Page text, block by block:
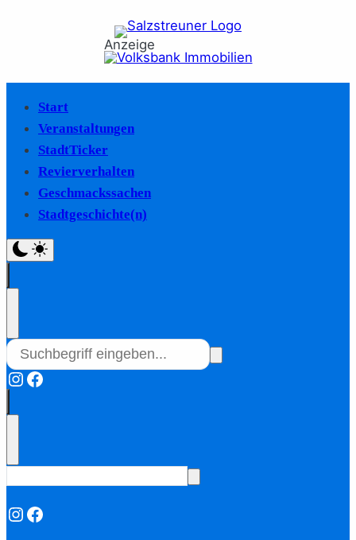
Anzeige
Start
Veranstaltungen
StadtTicker
Revierverhalten
Geschmackssachen
Stadtgeschichte(n)
Instagram
Facebook
Instagram
Facebook